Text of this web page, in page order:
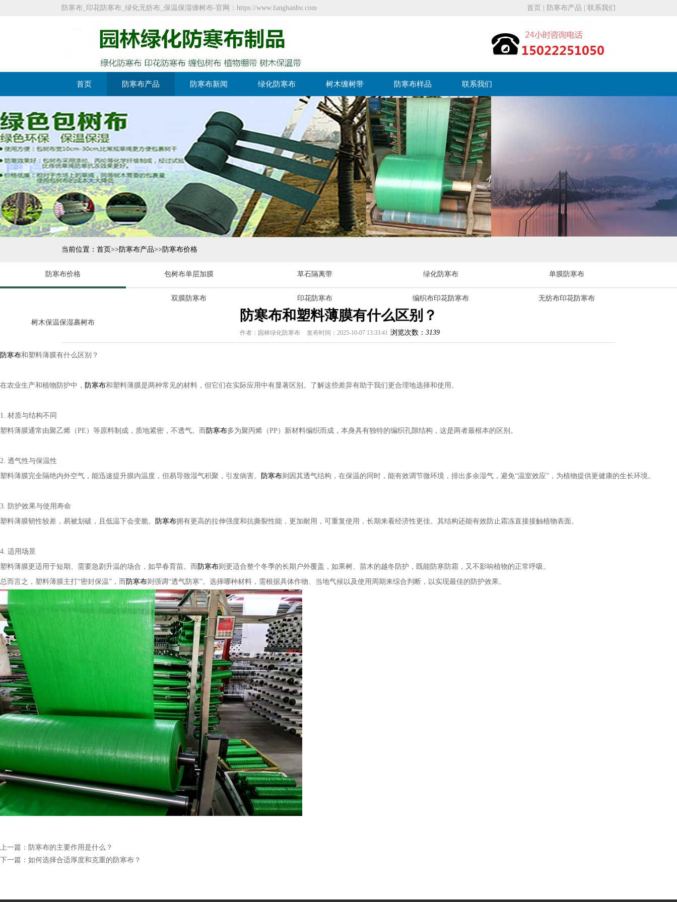
防寒布_印花防寒布_绿化无纺布_保温保湿缠树布-官网：https://www.fanghanbu.com 首页 防寒布产品 联系我们
首页 防寒布产品 防寒布新闻 绿化防寒布 树木缠树带 防寒布样品 联系我们
当前位置： 首页>> 防寒布产品>> 防寒布价格
防寒布价格 包树布单层加膜 草石隔离带 绿化防寒布 单膜防寒布
双膜防寒布 印花防寒布 编织布印花防寒布 无纺布印花防寒布
树木保温保湿裹树布 防寒布和塑料薄膜有什么区别？
作者：园林绿化防寒布 发布时间：2025-10-07 13:33:41 浏览次数： 3139
防寒布和塑料薄膜有什么区别？
在农业生产和植物防护中， 防寒布和塑料薄膜是两种常见的材料，但它们在实际应用中有显著区别。了解这些差异有助于我们更合理地选择和使用。
1. 材质与结构不同
塑料薄膜通常由聚乙烯（PE）等原料制成，质地紧密，不透气。而 防寒布多为聚丙烯（PP）新材料编织而成，本身具有独特的编织孔隙结构，这是两者最根本的区别。
2. 透气性与保温性
塑料薄膜完全隔绝内外空气，能迅速提升膜内温度，但易导致湿气积聚，引发病害。
防寒布则因其透气结构，在保温的同时，能有效调节微环境，排出多余湿气，避免“温室效应”，为植物提供更健康的生长环境。
3. 防护效果与使用寿命
塑料薄膜韧性较差，易被划破，且低温下会变脆。
防寒布拥有更高的拉伸强度和抗撕裂性能，更加耐用，可重复使用，长期来看经济性更佳。其结构还能有效防止霜冻直接接触植物表面。
4. 适用场景
塑料薄膜更适用于短期、需要急剧升温的场合，如早春育苗。而 防寒布则更适合整个冬季的长期户外覆盖，如果树、苗木的越冬防护，既能防寒防霜，又不影响植物的正常呼吸。
总而言之，塑料薄膜主打“密封保温”，而 防寒布则强调“透气防寒”。选择哪种材料，需根据具体作物、当地气候以及使用周期来综合判断，以实现最佳的防护效果。
上一篇： 防寒布的主要作用是什么？
下一篇： 如何选择合适厚度和克重的防寒布？